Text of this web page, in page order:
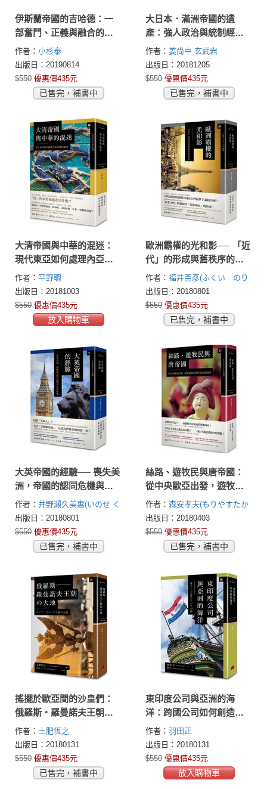
伊斯蘭帝國的吉哈德：一
部奮鬥、正義與融合的伊
斯蘭發展史
作者： 小杉泰
出版日：20190814
$550 優惠價435元
已售完，補書中
大日本．滿洲帝國的遺
產：強人政治與統制經濟
如何影響近代日韓
作者： 姜尚中 玄武岩
出版日：20181205
$550 優惠價435元
已售完，補書中
大清帝國與中華的混迷：
現代東亞如何處理內亞帝
國的遺產
作者： 平野聰
出版日：20181003
$550 優惠價435元
放入購物車
歐洲霸權的光和影── 「近
代」的形成與舊秩序的終
結
作者： 福井憲彥(ふくい のり
ひこ)
出版日：20180801
$550 優惠價435元
已售完，補書中
大英帝國的經驗── 喪失美
洲，帝國的認同危機與社
會蛻變
作者： 井野瀨久美惠(いのせ く
みえ)
出版日：20180801
$550 優惠價435元
已售完，補書中
絲路、遊牧民與唐帝國：
從中央歐亞出發，遊牧民
眼中的拓跋國家
作者： 森安孝夫(もりやすたか
お)
出版日：20180403
$550 優惠價435元
已售完，補書中
搖擺於歐亞間的沙皇們：
俄羅斯‧羅曼諾夫王朝的
大地（精裝）
作者： 土肥恆之
出版日：20180131
$550 優惠價435元
已售完，補書中
東印度公司與亞洲的海
洋：跨國公司如何創造二
百年歐亞整體史（精裝）
作者： 羽田正
出版日：20180131
$550 優惠價435元
放入購物車